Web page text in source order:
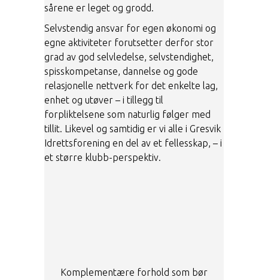
sårene er leget og grodd.
Selvstendig ansvar for egen økonomi og
egne aktiviteter forutsetter derfor stor
grad av god selvledelse, selvstendighet,
spisskompetanse, dannelse og gode
relasjonelle nettverk for det enkelte lag,
enhet og utøver – i tillegg til
forpliktelsene som naturlig følger med
tillit. Likevel og samtidig er vi alle i Gresvik
Idrettsforening en del av et fellesskap, – i
et større klubb-perspektiv.
Komplementære forhold som bør